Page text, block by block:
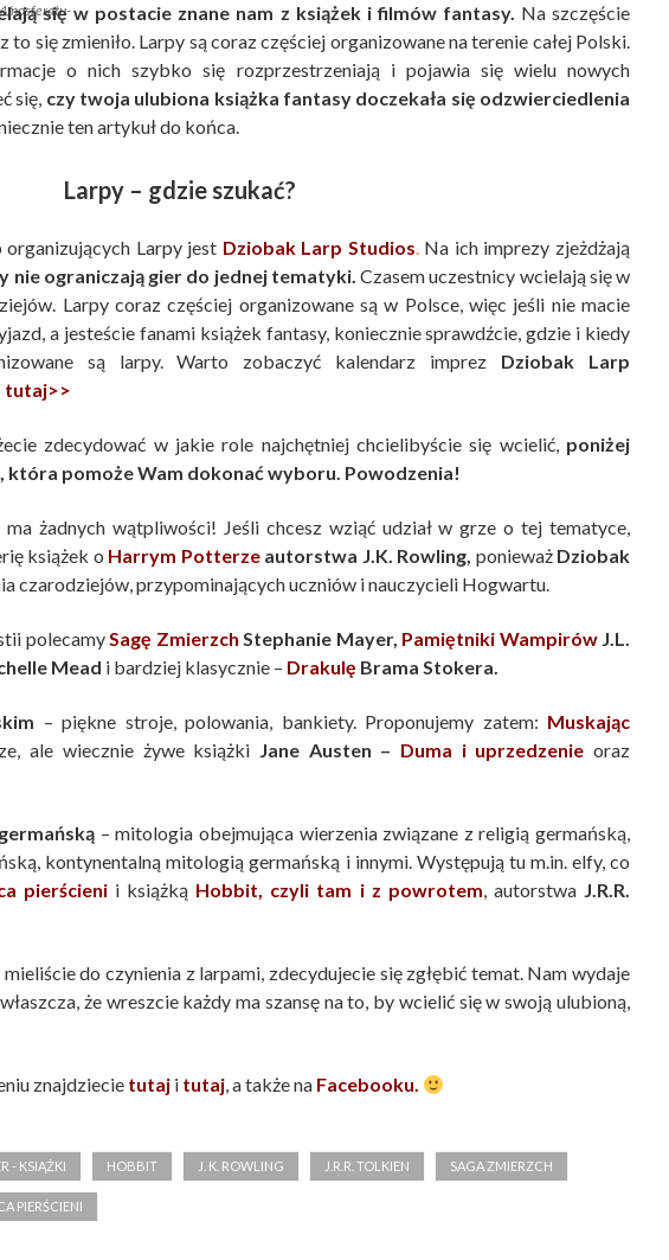
nosferatu-się w postacie znane nam z książek i filmów fantasy. Na szczęście
to się zmieniło. Larpy są coraz częściej organizowane na terenie całej Polski.
o nich szybko się rozprzestrzeniają i pojawia się wielu nowych
się, czy twoja ulubiona książka fantasy doczekała się odzwierciedlenia
ten artykuł do końca.
Larpy – gdzie szukać?
organizujących Larpy jest Dziobak Larp Studios.Na ich imprezy zjeżdżają
nie ograniczają gier do jednej tematyki. Czasem uczestnicy wcielają się w
Larpy coraz częściej organizowane są w Polsce, więc jeśli nie macie
a jesteście fanami książek fantasy, koniecznie sprawdźcie, gdzie i kiedy
są larpy. Warto zobaczyć kalendarz imprez Dziobak Larp
tutaj>>
zdecydować w jakie role najchętniej chcielibyście się wcielić, poniżej
która pomoże Wam dokonać wyboru. Powodzenia!
żadnych wątpliwości! Jeśli chcesz wziąć udział w grze o tej tematyce,
książek o Harrym Potterzeautorstwa J.K. Rowling, ponieważDziobak
czarodziejów, przypominających uczniów i nauczycieli Hogwartu.
polecamySagę Zmierzch Stephanie Mayer, Pamiętniki WampirówJ.L.
Mead i bardziej klasycznie – Drakulę Brama Stokera.
– piękne stroje, polowania, bankiety. Proponujemy zatem: Muskając
ale wiecznie żywe książki Jane Austen – Duma i uprzedzenie oraz
– mitologia obejmująca wierzenia związane z religią germańską,
kontynentalną mitologią germańską i innymi. Występują tu m.in. elfy, co
pierścieni i książką Hobbit, czyli tam i z powrotem, autorstwa J.R.R.
do czynienia z larpami, zdecydujecie się zgłębić temat. Nam wydaje
że wreszcie każdy ma szansę na to, by wcielić się w swoją ulubioną,
znajdziecie tutaj i tutaj, a także na Facebooku.
- KSIĄŻKI HOBBIT J. K. ROWLING J.R.R. TOLKIEN SAGA ZMIERZCH
PIERŚCIENI